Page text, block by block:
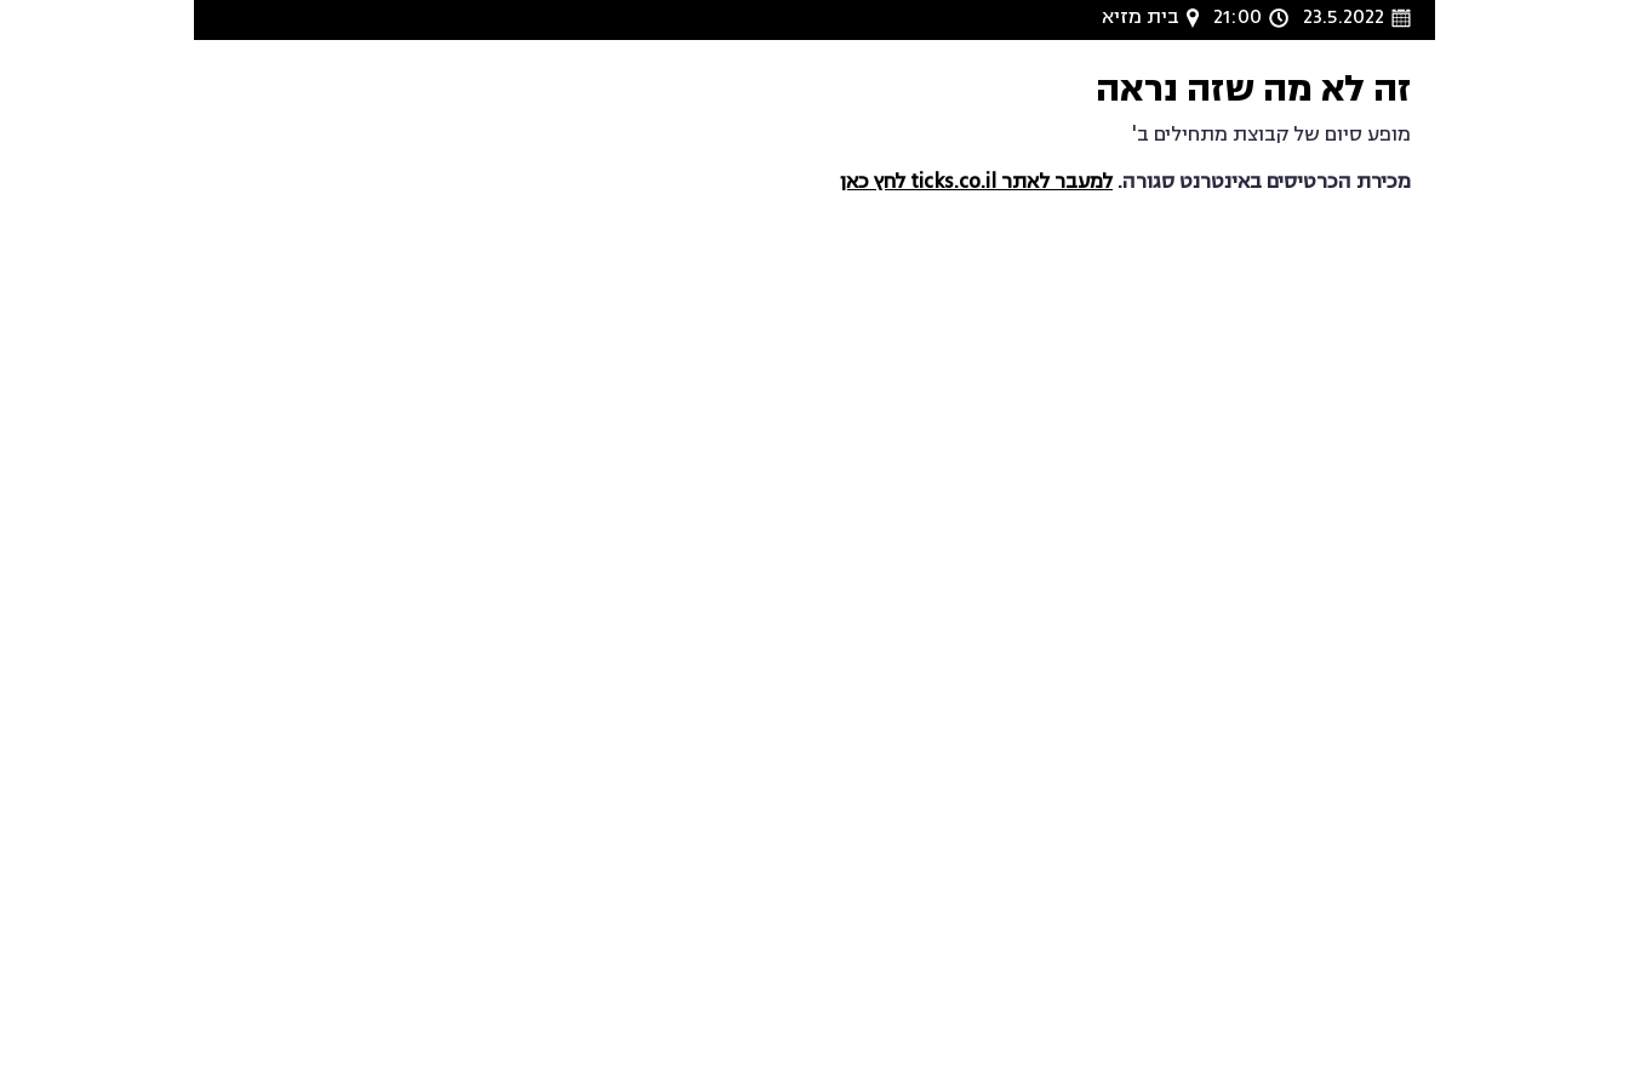
23.5.2022
21:00 בית מזיא
זה לא מה שזה נראה
מופע סיום של קבוצת מתחילים ב'
מכירת הכרטיסים באינטרנט סגורה.למעבר לאתר ticks.co.il לחץ כאן